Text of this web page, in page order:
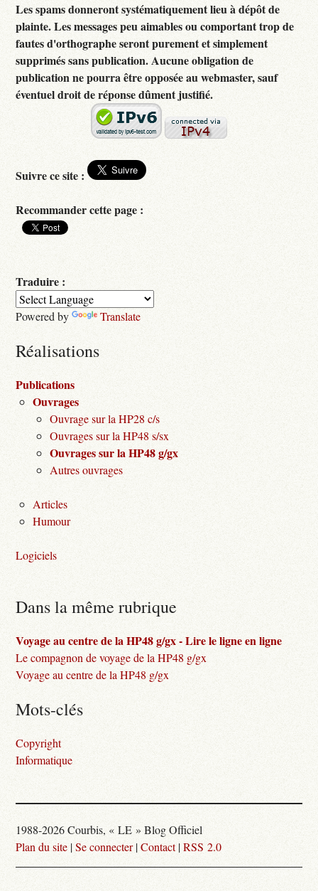
Les spams donneront systématiquement lieu à dépôt de
plainte. Les messages peu aimables ou comportant trop de
fautes d'orthographe seront purement et simplement
supprimés sans publication. Aucune obligation de
publication ne pourra être opposée au webmaster, sauf
éventuel droit de réponse dûment justifié.
Suivre ce site :
Recommander cette page :
Traduire :
Powered by Translate
Réalisations
Publications
Ouvrages
Ouvrage sur la HP28 c/s
Ouvrages sur la HP48 s/sx
Ouvrages sur la HP48 g/gx
Autres ouvrages
Articles
Humour
Logiciels
Dans la même rubrique
Voyage au centre de la HP48 g/gx - Lire le ligne en ligne
Le compagnon de voyage de la HP48 g/gx
Voyage au centre de la HP48 g/gx
Mots-clés
Copyright
Informatique
1988-2026 Courbis, « LE » Blog Officiel
Plan du site |Se connecter|Contact|RSS 2.0